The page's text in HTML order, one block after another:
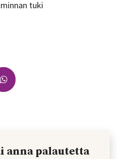
tuki
anna palautetta